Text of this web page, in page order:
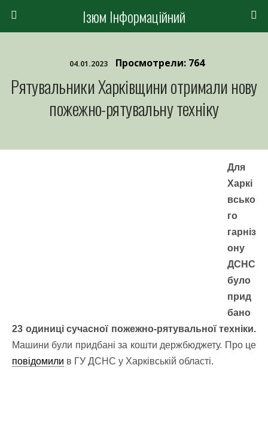
Ізюм Інформаційний
04.01.2023 Просмотрели: 764
Рятувальники Харківщини отримали нову
пожежно-рятувальну техніку
Для
Харкі
всько
го
гарніз
ону
ДСНС
було
прид
бано
23 одиниці сучасної пожежно-рятувальної техніки.
Машини були придбані за кошти держбюджету. Про це
повідомили в ГУ ДСНС у Харківській області.